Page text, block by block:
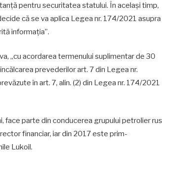
pentru securitatea statului. În acelaşi timp,
că se va aplica Legea nr. 174/2021 asupra
informaţia”.
„cu acordarea termenului suplimentar de 30
prevederilor art. 7 din Legea nr.
în art. 7, alin. (2) din Legea nr. 174/2021
face parte din conducerea grupului petrolier rus
financiar, iar din 2017 este prim-
Lukoil.